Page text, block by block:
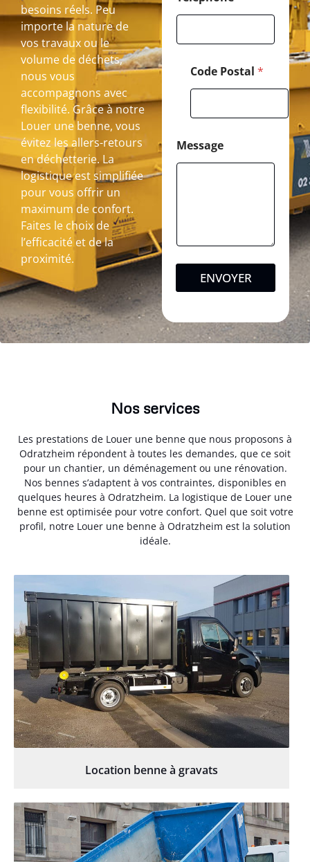
besoins réels. Peu
importe la nature de
vos travaux ou le
volume de déchets,
nous vous
accompagnons avec
flexibilité. Grâce à notre
Louer une benne, vous
évitez les allers-retours
en déchetterie. La
logistique est simplifiée
pour vous offrir un
maximum de confort.
Faites le choix de
l’efficacité et de la
proximité.
Code Postal *
Message
ENVOYER
Nos services
Les prestations de Louer une benne que nous proposons à
Odratzheim répondent à toutes les demandes, que ce soit
pour un chantier, un déménagement ou une rénovation.
Nos bennes s’adaptent à vos contraintes, disponibles en
quelques heures à Odratzheim. La logistique de Louer une
benne est optimisée pour votre confort. Quel que soit votre
profil, notre Louer une benne à Odratzheim est la solution
idéale.
Location benne à gravats